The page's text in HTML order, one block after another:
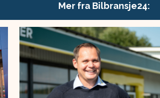
Mer fra Bilbransje24: